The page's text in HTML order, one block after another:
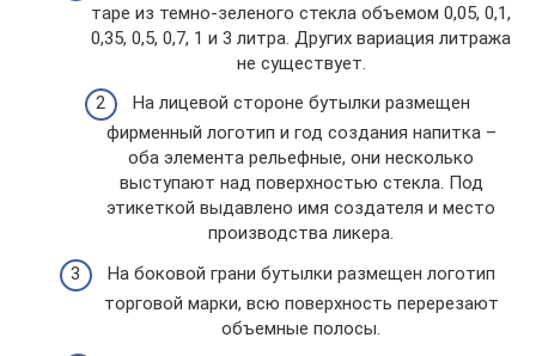
таре из темно-зеленого стекла объемом 0,05, 0,1,
0,35, 0,5, 0,7, 1 и 3 литра. Других вариация литража
не существует.
На лицевой стороне бутылки размещен
фирменный логотип и год создания напитка –
оба элемента рельефные, они несколько
выступают над поверхностью стекла. Под
этикеткой выдавлено имя создателя и место
производства ликера.
На боковой грани бутылки размещен логотип
торговой марки, всю поверхность перерезают
объемные полосы.